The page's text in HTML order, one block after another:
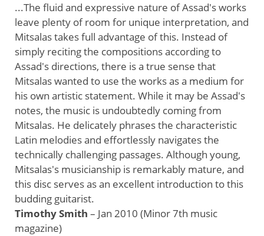
...The fluid and expressive nature of Assad's works
leave plenty of room for unique interpretation, and
Mitsalas takes full advantage of this. Instead of
simply reciting the compositions according to
Assad's directions, there is a true sense that
Mitsalas wanted to use the works as a medium for
his own artistic statement. While it may be Assad's
notes, the music is undoubtedly coming from
Mitsalas. He delicately phrases the characteristic
Latin melodies and effortlessly navigates the
technically challenging passages. Although young,
Mitsalas's musicianship is remarkably mature, and
this disc serves as an excellent introduction to this
budding guitarist.
Timothy Smith – Jan 2010 (Minor 7th music
magazine)